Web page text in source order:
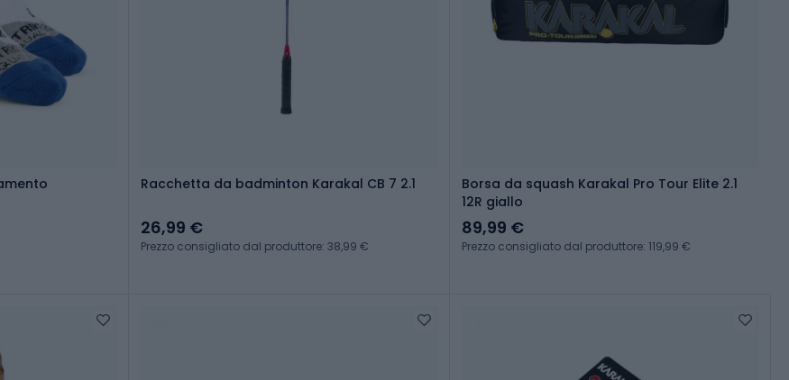
Racchetta da badminton Karakal CB 7 2.1
26,99 €
Prezzo consigliato dal produttore: 38,99 €
Borsa da squash Karakal Pro Tour Elite 2.1
12R giallo
89,99 €
Prezzo consigliato dal produttore: 119,99 €